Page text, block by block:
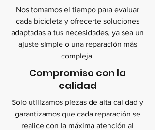
Nos tomamos el tiempo para evaluar
cada bicicleta y ofrecerte soluciones
adaptadas a tus necesidades, ya sea un
ajuste simple o una reparación más
compleja.
Compromiso con la
calidad
Solo utilizamos piezas de alta calidad y
garantizamos que cada reparación se
realice con la máxima atención al